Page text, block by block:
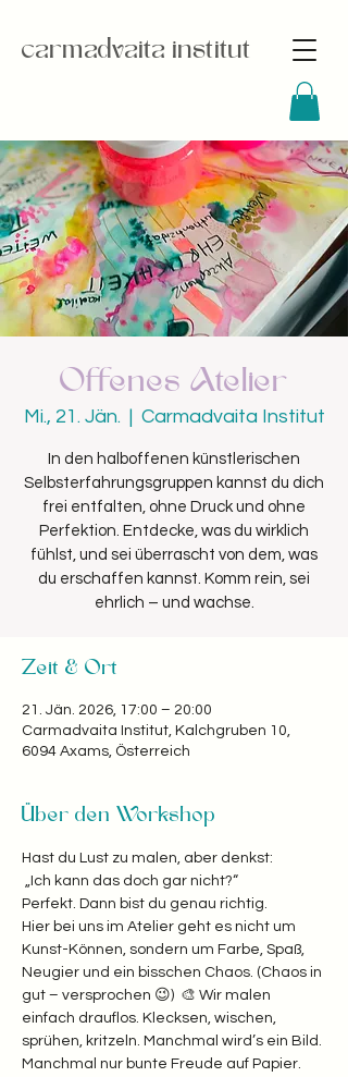
carmadvaita institut
Offenes Atelier
Mi., 21. Jän.
  |
Carmadvaita Institut
In den halboffenen künstlerischen
Selbsterfahrungsgruppen kannst du dich
frei entfalten, ohne Druck und ohne
Perfektion. Entdecke, was du wirklich
fühlst, und sei überrascht von dem, was
du erschaffen kannst. Komm rein, sei
Zeit & Ort
21. Jän. 2026, 17:00 – 20:00
Carmadvaita Institut, Kalchgruben 10,
6094 Axams, Österreich
Über den Workshop
Hast du Lust zu malen, aber denkst:
„Ich kann das doch gar nicht?“
Perfekt. Dann bist du genau richtig.
Hier bei uns im Atelier geht es nicht um
Kunst-Können, sondern um Farbe, Spaß,
Neugier und ein bisschen Chaos. (Chaos in
gut – versprochen 😉)  🎨 Wir malen
einfach drauflos. Klecksen, wischen,
sprühen, kritzeln. Manchmal wird’s ein Bild.
Manchmal nur bunte Freude auf Papier.